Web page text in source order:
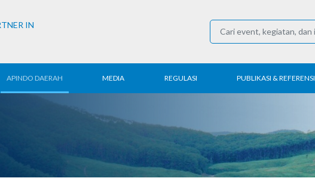
IN
APINDO DAERAH MEDIA
Konferensi Pers
REGULASI
Perdagangan
Industri
COVID-19
PUBLIKASI & REFERENSI
Kajian & Penelitian
Buletin Elektronik